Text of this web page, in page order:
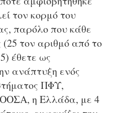
τον κορμό του
παρόλο που κάθε
τον αριθμό από το
έθετε ως
ανάπτυξη ενός
ΠΦΥ,
η Ελλάδα, με 4